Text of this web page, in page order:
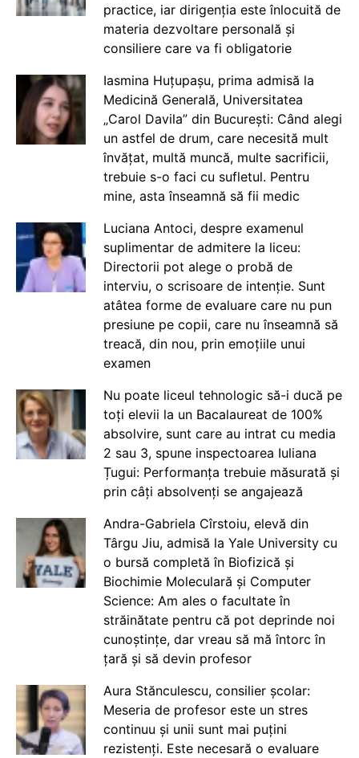
practice, iar dirigenția este înlocuită de
materia dezvoltare personală și
consiliere care va fi obligatorie
Iasmina Huțupașu, prima admisă la
Medicină Generală, Universitatea
„Carol Davila” din București: Când alegi
un astfel de drum, care necesită mult
învățat, multă muncă, multe sacrificii,
trebuie s-o faci cu sufletul. Pentru
mine, asta înseamnă să fii medic
Luciana Antoci, despre examenul
suplimentar de admitere la liceu:
Directorii pot alege o probă de
interviu, o scrisoare de intenție. Sunt
atâtea forme de evaluare care nu pun
presiune pe copii, care nu înseamnă să
treacă, din nou, prin emoțiile unui
examen
Nu poate liceul tehnologic să-i ducă pe
toți elevii la un Bacalaureat de 100%
absolvire, sunt care au intrat cu media
2 sau 3, spune inspectoarea Iuliana
Țugui: Performanța trebuie măsurată și
prin câți absolvenți se angajează
Andra-Gabriela Cîrstoiu, elevă din
Târgu Jiu, admisă la Yale University cu
o bursă completă în Biofizică și
Biochimie Moleculară și Computer
Science: Am ales o facultate în
străinătate pentru că pot deprinde noi
cunoștințe, dar vreau să mă întorc în
țară și să devin profesor
Aura Stănculescu, consilier școlar:
Meseria de profesor este un stres
continuu și unii sunt mai puțini
rezistenți. Este necesară o evaluare